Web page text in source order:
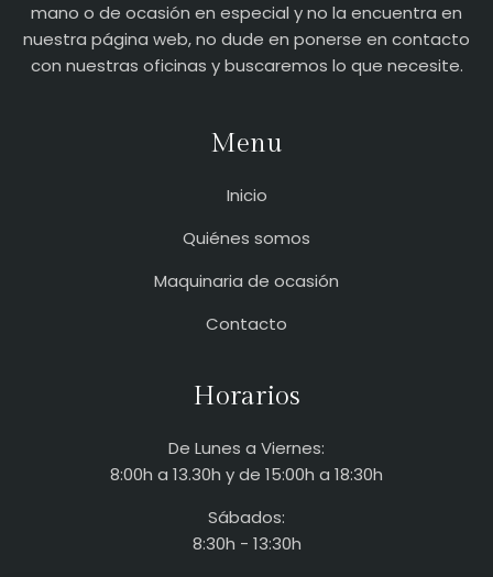
mano o de ocasión en especial y no la encuentra en
nuestra página web, no dude en ponerse en contacto
con nuestras oficinas y buscaremos lo que necesite.
Menu
Inicio
Quiénes somos
Maquinaria de ocasión
Contacto
Horarios
De Lunes a Viernes:
8:00h a 13.30h y de 15:00h a 18:30h
Sábados:
8:30h - 13:30h